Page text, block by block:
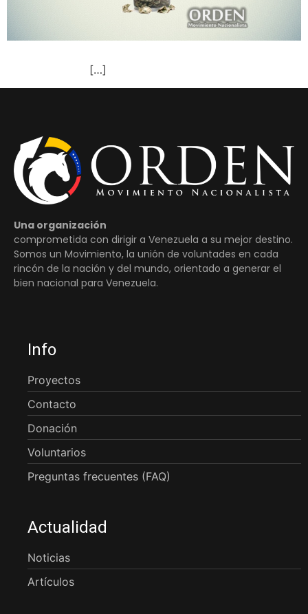
[…]
Una organización
comprometida con dirigir a Venezuela a su mejor destino.
Somos un Movimiento, la unión de voluntades en cada
rincón de la nación y del mundo, orientado a generar el
bien nacional para Venezuela.
Info
Proyectos
Contacto
Donación
Voluntarios
Preguntas frecuentes (FAQ)
Actualidad
Noticias
Artículos